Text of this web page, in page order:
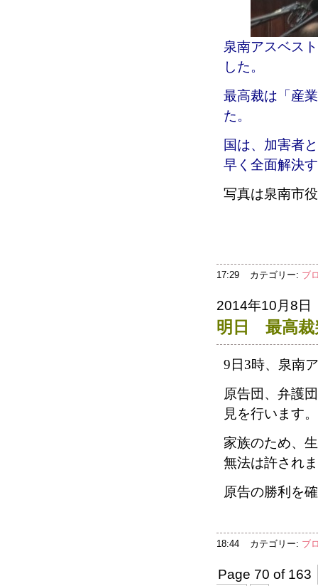
泉南アスベス
した。
最高裁は「産
た。
国は、加害者
早く全面解決
写真は泉南市
17:29 カテゴリー: ブ
2014年10月8日
明日 最高裁
9 日 3時、泉南
原告団、弁護
見を行います。
家族のため、
無法は許され
原告の勝利を
18:44 カテゴリー: ブ
Page 70 of 163